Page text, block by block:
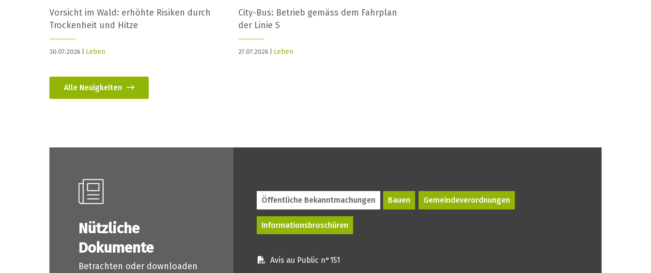
Vorsicht im Wald: erhöhte Risiken durch
Trockenheit und Hitze
30.07.2026 | Leben
City-Bus: Betrieb gemäss dem Fahrplan
der Linie S
27.07.2026 | Leben
Alle Neuigkeiten
Nützliche
Dokumente
Betrachten oder downloaden
Öffentliche Bekanntmachungen Bauen Gemeindeverordnungen
Informationsbroschüren
Avis au Public n°151